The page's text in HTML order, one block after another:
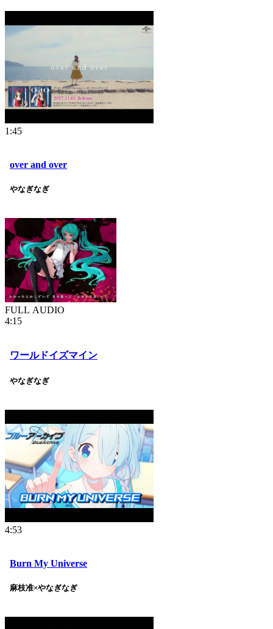
1:45
over and over
やなぎなぎ
FULL AUDIO
4:15
ワールドイズマイン
やなぎなぎ
4:53
Burn My Universe
麻枝准×やなぎなぎ